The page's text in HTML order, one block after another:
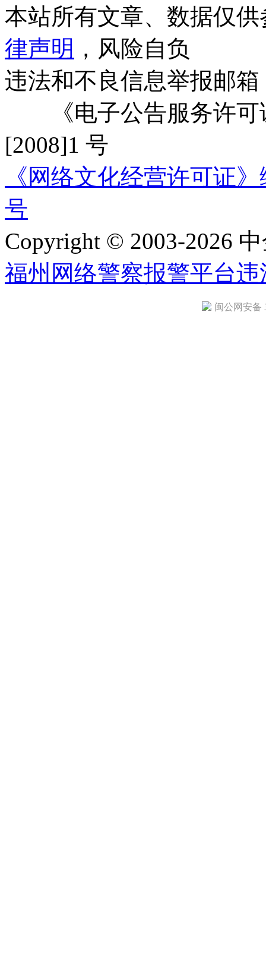
本站所有文章、数据仅
律声明 ，风险自负
违法和不良信息举报邮箱
《电子公告服务许可
[2008]1 号
《网络文化经营许可证
号
Copyright © 2003-2026
福州网络警察报警平台违
闽公网安备